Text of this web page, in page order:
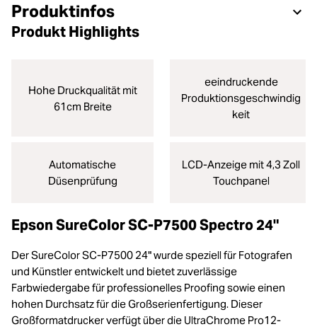
Produktinfos
Produkt Highlights
Hohe Druckqualität mit
61cm Breite
eeindruckende
Produktionsgeschwindig
keit
Automatische
Düsenprüfung
LCD-Anzeige mit 4,3 Zoll
Touchpanel
Epson SureColor SC-P7500 Spectro 24"
Der SureColor SC-P7500 24" wurde speziell für Fotografen
und Künstler entwickelt und bietet zuverlässige
Farbwiedergabe für professionelles Proofing sowie einen
hohen Durchsatz für die Großserienfertigung. Dieser
Großformatdrucker verfügt über die UltraChrome Pro12-